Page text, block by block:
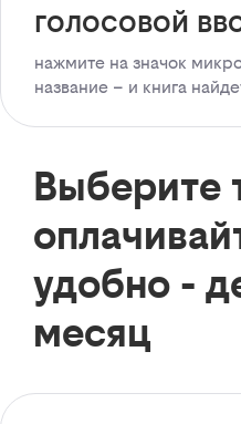
голосовой
нажмите на значок
название – и книга
Выберите
удобно -
месяц